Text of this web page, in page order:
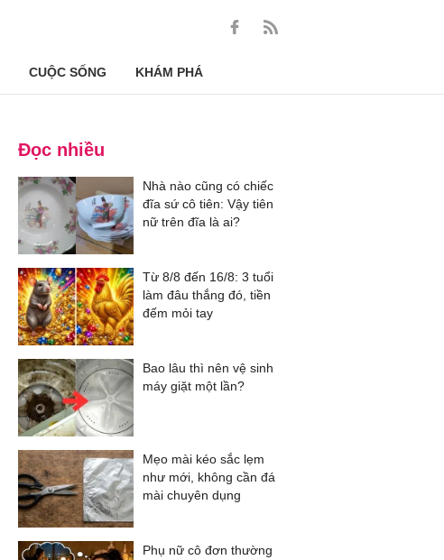
CUỘC SỐNG KHÁM PHÁ
Đọc nhiều
Nhà nào cũng có chiếc
đĩa sứ cô tiên: Vậy tiên
nữ trên đĩa là ai?
Từ 8/8 đến 16/8: 3 tuổi
làm đâu thắng đó, tiền
đếm mỏi tay
Bao lâu thì nên vệ sinh
máy giặt một lần?
Mẹo mài kéo sắc lẹm
như mới, không cần đá
mài chuyên dụng
Phụ nữ cô đơn thường